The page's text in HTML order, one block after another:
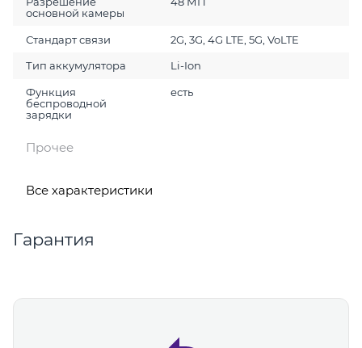
основной камеры
Стандарт связи 2G, 3G, 4G LTE, 5G, VoLTE
Тип аккумулятора Li-Ion
Функция
беспроводной
зарядки
есть
Прочее
Все характеристики
Гарантия